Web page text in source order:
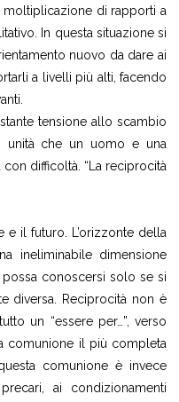
moltiplicazione di rapporti a
In questa situazione si
nuovo da dare ai
a livelli più alti, facendo
tensione allo scambio
unità che un uomo e una
difficoltà. “La reciprocità
e il futuro. L’orizzonte della
ineliminabile dimensione
conoscersi solo se si
diversa. Reciprocità non è
un “essere per…”, verso
comunione il più completa
comunione è invece
ai condizionamenti